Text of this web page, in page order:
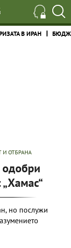
В ИРАН
И ОТБРАНА
одобри
но послужи